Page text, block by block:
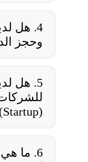
بنا
4. هل
وحجز
5. هل
(Startup)؟
6. ما